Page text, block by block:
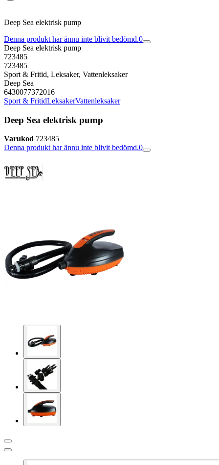
Deep Sea elektrisk pump
Denna produkt har ännu inte blivit bedömd.0
Deep Sea elektrisk pump
723485
723485
Sport & Fritid, Leksaker, Vattenleksaker
Deep Sea
6430077372016
Sport & FritidLeksakerVattenleksaker
Deep Sea elektrisk pump
Varukod 723485
Denna produkt har ännu inte blivit bedömd.0